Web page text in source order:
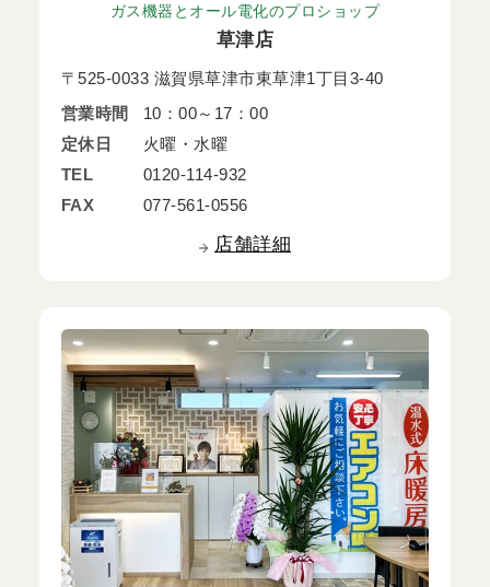
ガス機器とオール電化のプロショップ
草津店
〒525-0033 滋賀県草津市東草津1丁目3-40
営業時間
10：00～17：00
定休日
火曜・水曜
TEL
0120-114-932
FAX
077-561-0556
店舗詳細